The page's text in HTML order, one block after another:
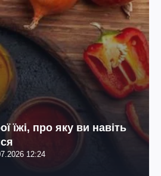
їжі, про яку ви навіть
12:24